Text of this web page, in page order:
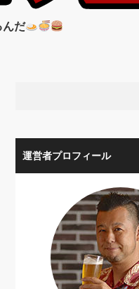
んだ
運営者プロフィール